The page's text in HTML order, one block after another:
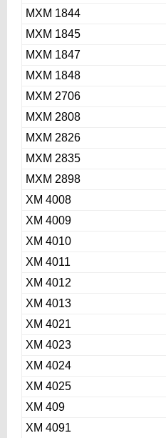
МХМ 1844
МХМ 1845
МХМ 1847
МХМ 1848
МХМ 2706
МХМ 2808
МХМ 2826
МХМ 2835
МХМ 2898
ХМ 4008
ХМ 4009
ХМ 4010
ХМ 4011
ХМ 4012
ХМ 4013
ХМ 4021
ХМ 4023
ХМ 4024
ХМ 4025
ХМ 409
ХМ 4091